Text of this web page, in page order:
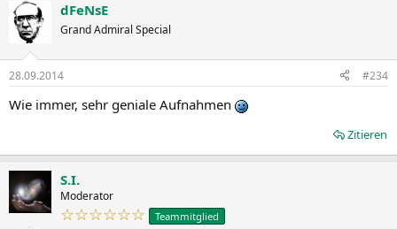
k
t
e
:
dFeNsE
Grand Admiral Special
28.09.2014 #234
Wie immer, sehr geniale Aufnahmen
Zitieren
S.I.
Moderator
☆☆☆☆☆☆ Teammitglied